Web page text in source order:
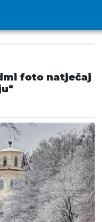
foto natječaj